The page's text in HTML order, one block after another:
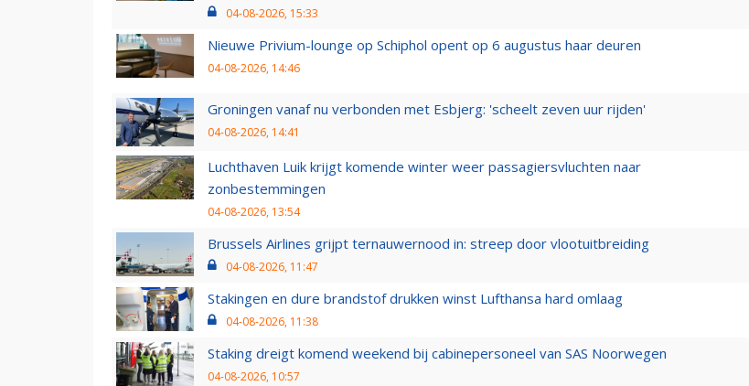
04-08-2026, 15:33
Nieuwe Privium-lounge op Schiphol opent op 6 augustus haar deuren
04-08-2026, 14:46
Groningen vanaf nu verbonden met Esbjerg: 'scheelt zeven uur rijden'
04-08-2026, 14:41
Luchthaven Luik krijgt komende winter weer passagiersvluchten naar
zonbestemmingen
04-08-2026, 13:54
Brussels Airlines grijpt ternauwernood in: streep door vlootuitbreiding
04-08-2026, 11:47
Stakingen en dure brandstof drukken winst Lufthansa hard omlaag
04-08-2026, 11:38
Staking dreigt komend weekend bij cabinepersoneel van SAS Noorwegen
04-08-2026, 10:57